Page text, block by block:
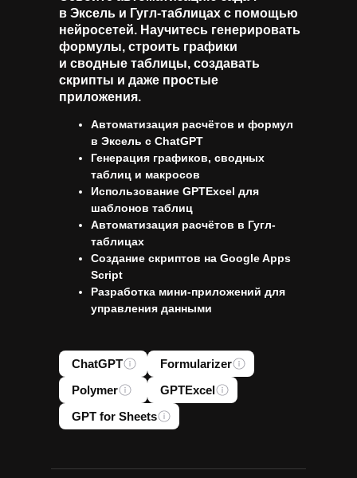
в Эксель и Гугл-таблицах с помощью
нейросетей. Научитесь генерировать
формулы, строить графики
и сводные таблицы, создавать
скрипты и даже простые
приложения.
Автоматизация расчётов и формул
в Эксель с ChatGPT
Генерация графиков, сводных
таблиц и макросов
Использование GPTExcel для
шаблонов таблиц
Автоматизация расчётов в Гугл-
таблицах
Создание скриптов на Google Apps
Script
Разработка мини-приложений для
управления данными
ChatGPT
Formularizer
Polymer
GPTExcel
GPT for Sheets